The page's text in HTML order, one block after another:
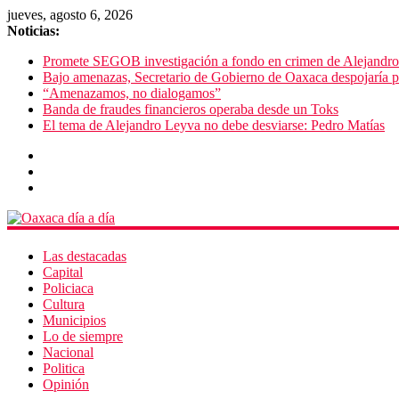
jueves, agosto 6, 2026
Noticias:
Promete SEGOB investigación a fondo en crimen de
Bajo amenazas, Secretario de Gobierno de Oaxaca despojaría
“Amenazamos, no dialogamos”
Banda de fraudes financieros operaba desde un Toks
El tema de Alejandro Leyva no debe desviarse: Pedro Matías
Las destacadas
Capital
Policiaca
Cultura
Municipios
Lo de siempre
Nacional
Politica
Opinión